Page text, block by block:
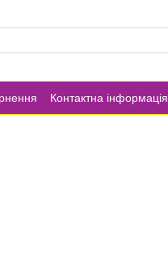
Контактна інформація